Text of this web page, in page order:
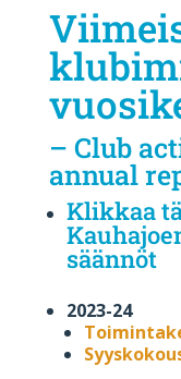
– Club
annual
Klikkaa
säännöt
2023-24